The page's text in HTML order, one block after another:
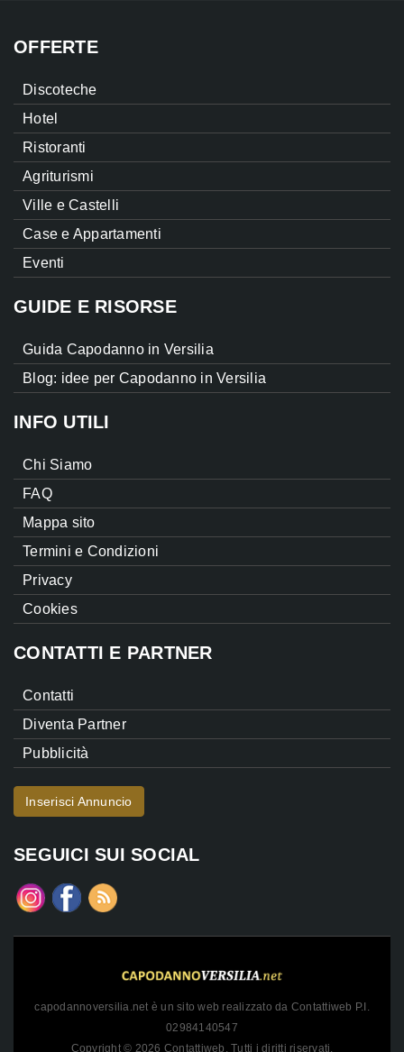
OFFERTE
Discoteche
Hotel
Ristoranti
Agriturismi
Ville e Castelli
Case e Appartamenti
Eventi
GUIDE E RISORSE
Guida Capodanno in Versilia
Blog: idee per Capodanno in Versilia
INFO UTILI
Chi Siamo
FAQ
Mappa sito
Termini e Condizioni
Privacy
Cookies
CONTATTI E PARTNER
Contatti
Diventa Partner
Pubblicità
Inserisci Annuncio
SEGUICI SUI SOCIAL
capodannoversilia.net è un sito web realizzato da Contattiweb P.I.
02984140547
Copyright © 2026 Contattiweb. Tutti i diritti riservati.